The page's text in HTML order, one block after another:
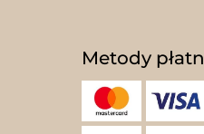
Metody